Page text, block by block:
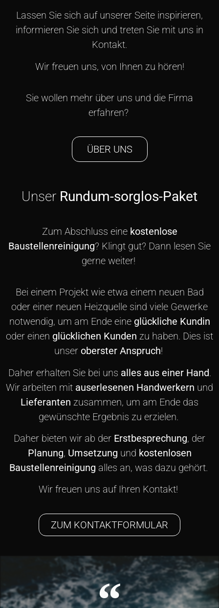
Lassen Sie sich auf unserer Seite inspirieren,
informieren Sie sich und treten Sie mit uns in
Kontakt.
Wir freuen uns, von Ihnen zu hören!
Sie wollen mehr über uns und die Firma
erfahren?
ÜBER UNS
Unser Rundum-sorglos-Paket
Zum Abschluss eine kostenlose
Baustellenreinigung? Klingt gut? Dann lesen Sie
gerne weiter!
Bei einem Projekt wie etwa einem neuen Bad
oder einer neuen Heizquelle sind viele Gewerke
notwendig, um am Ende eine glückliche Kundin
oder einen glücklichen Kunden zu haben. Dies ist
unser oberster Anspruch!
Daher erhalten Sie bei uns alles aus einer Hand.
Wir arbeiten mit auserlesenen Handwerkern und
Lieferanten zusammen, um am Ende das
gewünschte Ergebnis zu erzielen.
Daher bieten wir ab der Erstbesprechung, der
Planung, Umsetzung und kostenlosen
Baustellenreinigung alles an, was dazu gehört.
Wir freuen uns auf Ihren Kontakt!
ZUM KONTAKTFORMULAR